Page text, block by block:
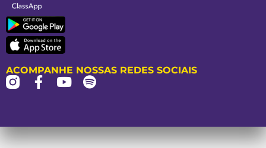
ACOMPANHE NOSSAS REDES SOCIAIS